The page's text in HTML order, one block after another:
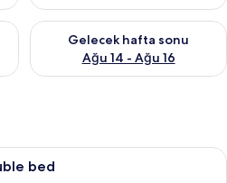
et Ağu 7 - Ağu 9
Gelecek hafta sonu
Ağu 14 - Ağu 16
Önümüzdeki hafta sonu için
Yastık yüzeyli yatak, odada kasa,
bed